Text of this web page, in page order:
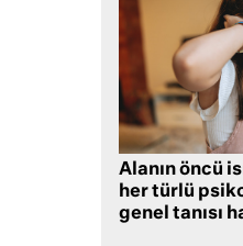
Alanın öncü
her türlü
genel tanısı